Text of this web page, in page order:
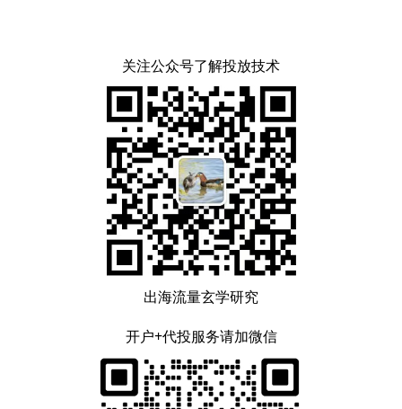
关注公众号了解投放技术
出海流量玄学研究
开户+代投服务请加微信